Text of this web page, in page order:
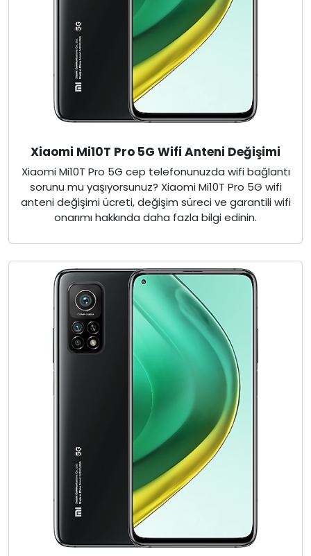
Xiaomi Mi10T Pro 5G Wifi Anteni Değişimi
Xiaomi Mi10T Pro 5G cep telefonunuzda wifi bağlantı
sorunu mu yaşıyorsunuz? Xiaomi Mi10T Pro 5G wifi
anteni değişimi ücreti, değişim süreci ve garantili wifi
onarımı hakkında daha fazla bilgi edinin.